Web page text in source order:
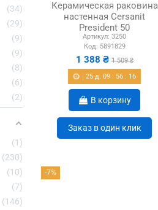
Керамическая раковина
настенная Cersanit
President 50
Артикул: 3250
Код: 5891829
1 388 ₴1 509 ₴
25 д. 09 : 56 : 15
В корзину
Заказ в один клик
-7%
34
29
9
9
8
6
2
1
230
10
7
146